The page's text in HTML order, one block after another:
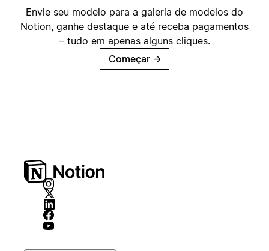
Envie seu modelo para a galeria de modelos do
Notion, ganhe destaque e até receba pagamentos
– tudo em apenas alguns cliques.
Começar →